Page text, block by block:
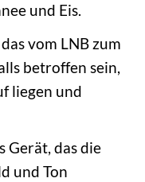
und Eis.
vom LNB zum
betroffen sein,
liegen und
Gerät, das die
und Ton